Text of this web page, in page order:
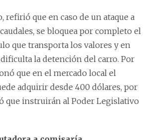
refirió que en caso de un ataque a
se bloquea por completo el
que transporta los valores y en
la detención del carro. Por
que en el mercado local el
adquirir desde 400 dólares, por
que instruirán al Poder Legislativo